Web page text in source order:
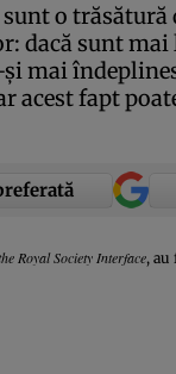
o
dacă sunt
mai
acest fapt
Royal Society Interface, au